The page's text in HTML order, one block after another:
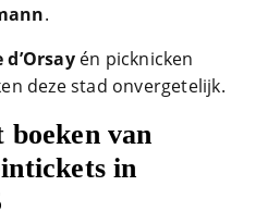
.
d’Orsayén picknicken
deze stad onvergetelijk.
van
in